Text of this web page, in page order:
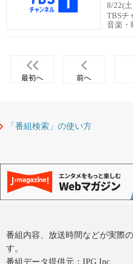
8/22(
TBSチ
音楽・
最初へ 前へ
「番組検索」の使い方
番組内容、放送時間などが実際
す。
番組データ提供元：IPG Inc.